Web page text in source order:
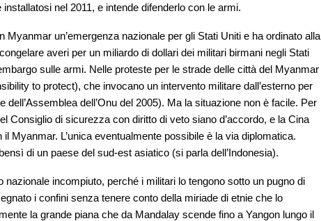
nel 2011, e intende difenderlo con le armi.
un’emergenza nazionale per gli Stati Uniti e ha ordinato alla
averi per un miliardo di dollari dei militari birmani negli Stati
sulle armi. Nelle proteste per le strade delle città del Myanmar
to protect), che invocano un intervento militare dall’esterno per
dell’Onu del 2005). Ma la situazione non è facile. Per
Consiglio di sicurezza con diritto di veto siano d’accordo, e la Cina
Myanmar. L’unica eventualmente possibile è la via diplomatica.
di un paese del sud-est asiatico (si parla dell’Indonesia).
incompiuto, perché i militari lo tengono sotto un pugno di
i confini senza tenere conto della miriade di etnie che lo
la grande piana che da Mandalay scende fino a Yangon lungo il